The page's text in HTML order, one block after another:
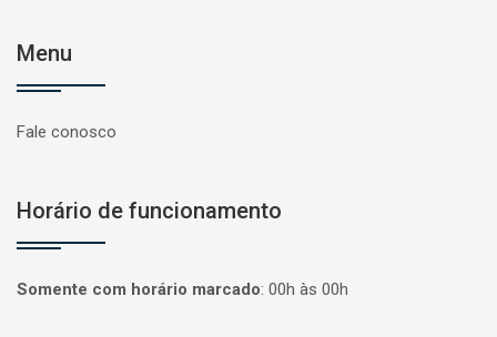
Menu
Fale conosco
Horário de funcionamento
Somente com horário marcado: 00h às 00h